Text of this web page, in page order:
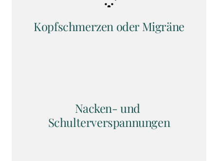
Kopfschmerzen oder Migräne
Nacken- und
Schulterverspannungen